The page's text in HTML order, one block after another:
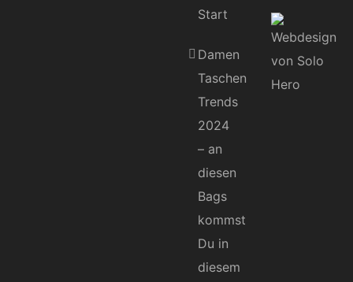
Start
Damen
Taschen
Trends
2024
– an
diesen
Bags
kommst
Du in
diesem